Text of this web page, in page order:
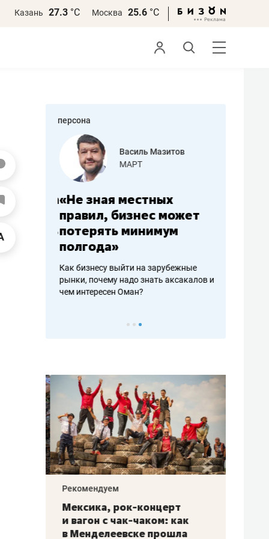
Казань 27.3 °С Москва 25.6 °С
персона
работа
Василь Мазитов
МАРТ
«Не зная местных
правил, бизнес может
потерять минимум
полгода»
Как бизнесу выйти на зарубежные
рынки, почему надо знать аксакалов и
чем интересен Оман?
Рекомендуем
Мексика, рок-концерт
и вагон с чак-чаком: как
в Менделеевске прошла